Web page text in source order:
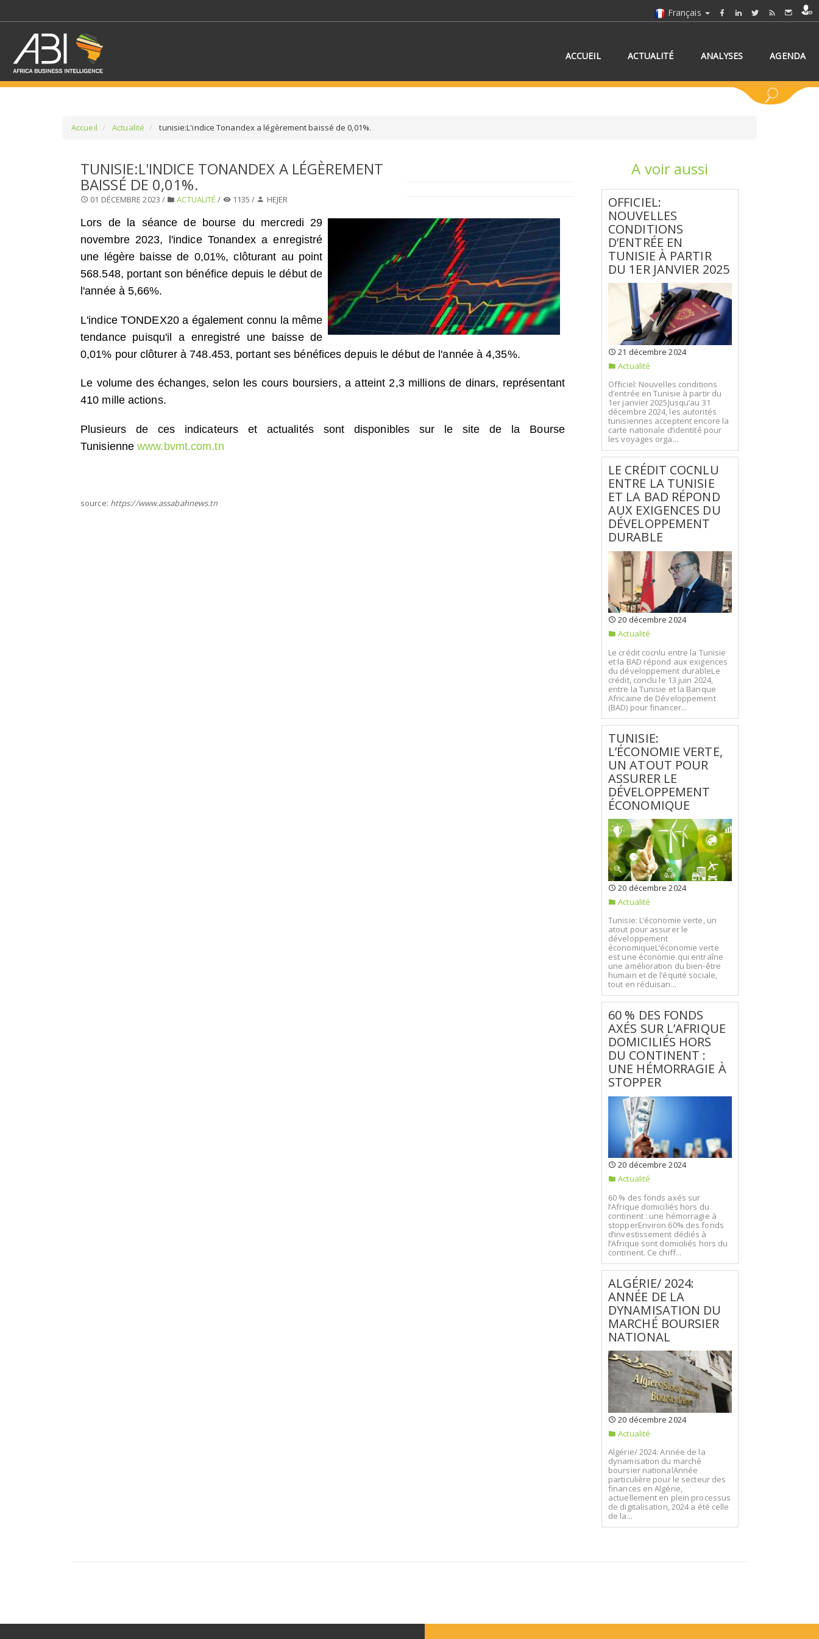
Français
ACCUEIL ACTUALITÉ ANALYSES AGENDA
SÉLECTIONNEZ UN/DES SECTEURS
SELECTIONNEZ UNE SECTION SÉLECTIONNEZ UN/DES PAYS
Accueil Actualité tunisie:L'indice Tonandex a légèrement baissé de 0,01%.
TUNISIE:L'INDICE TONANDEX A LÉGÈREMENT
BAISSÉ DE 0,01%.
01 DÉCEMBRE 2023 / ACTUALITÉ / 1135 / HEJER
Lors de la séance de bourse du mercredi 29
novembre 2023, l'indice Tonandex a enregistré
une légère baisse de 0,01%, clôturant au point
568.548, portant son bénéfice depuis le début de
l'année à 5,66%.
L'indice TONDEX20 a également connu la même
tendance puisqu'il a enregistré une baisse de
0,01% pour clôturer à 748.453, portant ses bénéfices depuis le début de l'année à 4,35%.
Le volume des échanges, selon les cours boursiers, a atteint 2,3 millions de dinars, représentant
410 mille actions.
Plusieurs de ces indicateurs et actualités sont disponibles sur le site de la Bourse
Tunisiennewww.bvmt.com.tn
source: https://www.assabahnews.tn
A voir aussi
OFFICIEL:
NOUVELLES
CONDITIONS
D’ENTRÉE EN
TUNISIE À PARTIR
DU 1ER JANVIER 2025
21 décembre 2024
Actualité
Officiel: Nouvelles conditions
d’entrée en Tunisie à partir du
1er janvier 2025Jusqu’au 31
décembre 2024, les autorités
tunisiennes acceptent encore la
carte nationale d’identité pour
les voyages orga...
LE CRÉDIT COCNLU
ENTRE LA TUNISIE
ET LA BAD RÉPOND
AUX EXIGENCES DU
DÉVELOPPEMENT
DURABLE
20 décembre 2024
Actualité
Le crédit cocnlu entre la Tunisie
et la BAD répond aux exigences
du développement durableLe
crédit, conclu le 13 juin 2024,
entre la Tunisie et la Banque
Africaine de Développement
(BAD) pour financer...
TUNISIE:
L’ÉCONOMIE VERTE,
UN ATOUT POUR
ASSURER LE
DÉVELOPPEMENT
ÉCONOMIQUE
20 décembre 2024
Actualité
Tunisie: L’économie verte, un
atout pour assurer le
développement
économiqueL’économie verte
est une économie qui entraîne
une amélioration du bien-être
humain et de l’équité sociale,
tout en réduisan...
60 % DES FONDS
AXÉS SUR L’AFRIQUE
DOMICILIÉS HORS
DU CONTINENT :
UNE HÉMORRAGIE À
STOPPER
20 décembre 2024
Actualité
60 % des fonds axés sur
l’Afrique domiciliés hors du
continent : une hémorragie à
stopperEnviron 60% des fonds
d’investissement dédiés à
l’Afrique sont domiciliés hors du
continent. Ce chiff...
ALGÉRIE/ 2024:
ANNÉE DE LA
DYNAMISATION DU
MARCHÉ BOURSIER
NATIONAL
20 décembre 2024
Actualité
Algérie/ 2024: Année de la
dynamisation du marché
boursier nationalAnnée
particulière pour le secteur des
finances en Algérie,
actuellement en plein processus
de digitalisation, 2024 a été celle
de la...